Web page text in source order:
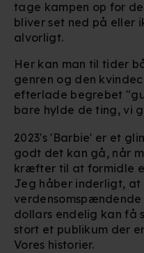
tage kampen op for
bliver set ned på eller
alvorligt.
Her kan man til tider
genren og den
efterlade begrebet
bare hylde de ting, vi
2023's 'Barbie' er et
godt det kan gå, når
kræfter til at formidle
Jeg håber inderligt, at
dollars endelig kan få
stort et publikum der
Vores historier.